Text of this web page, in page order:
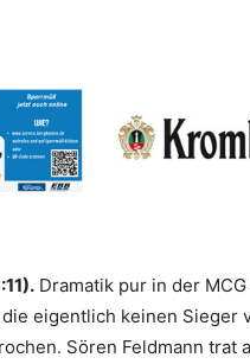
Dramatik pur in der
eigentlich keinen
Sören Feldmann trat